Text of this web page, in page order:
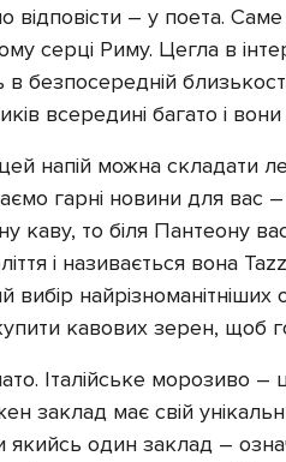
відповісти – у поета.
серці Риму. Цегла в
в безпосередній
всередині багато і
напій можна складати
гарні новини для вас
каву, то біля Пантеону
і називається вона
найрізноманітніших
кавових зерен, щоб
Італійське морозиво
заклад має свій
один заклад –